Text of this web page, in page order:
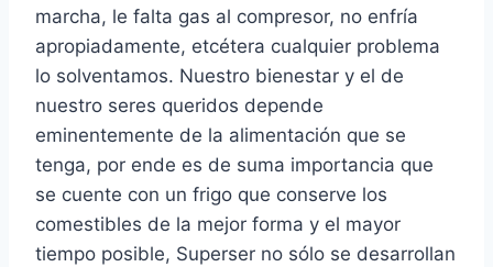
marcha, le falta gas al compresor, no enfría
apropiadamente, etcétera cualquier problema
lo solventamos. Nuestro bienestar y el de
nuestro seres queridos depende
eminentemente de la alimentación que se
tenga, por ende es de suma importancia que
se cuente con un frigo que conserve los
comestibles de la mejor forma y el mayor
tiempo posible, Superser no sólo se desarrollan